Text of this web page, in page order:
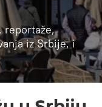
reportaže,
iz Srbije, i